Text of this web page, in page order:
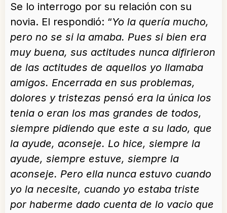
Se lo interrogo por su relación con su
novia. El respondió: “Yo la quería mucho,
pero no se si la amaba. Pues si bien era
muy buena, sus actitudes nunca difirieron
de las actitudes de aquellos yo llamaba
amigos. Encerrada en sus problemas,
dolores y tristezas pensó era la única los
tenia o eran los mas grandes de todos,
siempre pidiendo que este a su lado, que
la ayude, aconseje. Lo hice, siempre la
ayude, siempre estuve, siempre la
aconseje. Pero ella nunca estuvo cuando
yo la necesite, cuando yo estaba triste
por haberme dado cuenta de lo vacio que